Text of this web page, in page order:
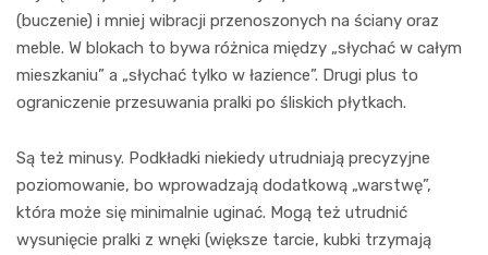
(buczenie) i mniej wibracji przenoszonych na ściany oraz
meble. W blokach to bywa różnica między „słychać w całym
mieszkaniu” a „słychać tylko w łazience”. Drugi plus to
ograniczenie przesuwania pralki po śliskich płytkach.
Są też minusy. Podkładki niekiedy utrudniają precyzyjne
poziomowanie, bo wprowadzają dodatkową „warstwę”,
która może się minimalnie uginać. Mogą też utrudnić
wysunięcie pralki z wnęki (większe tarcie, kubki trzymają